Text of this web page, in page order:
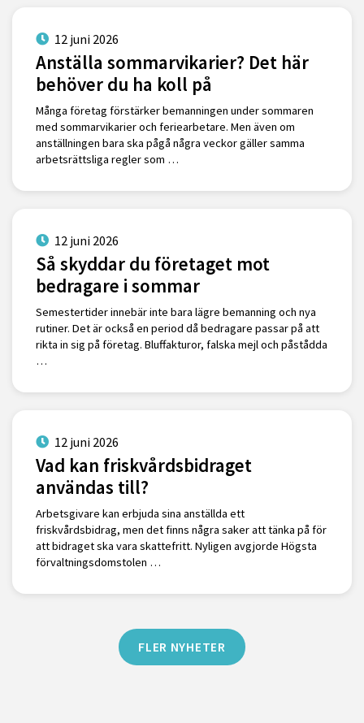
12 juni 2026
Anställa sommarvikarier? Det här
behöver du ha koll på
Många företag förstärker bemanningen under sommaren
med sommarvikarier och feriearbetare. Men även om
anställningen bara ska pågå några veckor gäller samma
arbetsrättsliga regler som …
12 juni 2026
Så skyddar du företaget mot
bedragare i sommar
Semestertider innebär inte bara lägre bemanning och nya
rutiner. Det är också en period då bedragare passar på att
rikta in sig på företag. Bluffakturor, falska mejl och påstådda
…
12 juni 2026
Vad kan friskvårdsbidraget
användas till?
Arbetsgivare kan erbjuda sina anställda ett
friskvårdsbidrag, men det finns några saker att tänka på för
att bidraget ska vara skattefritt. Nyligen avgjorde Högsta
förvaltningsdomstolen …
FLER NYHETER